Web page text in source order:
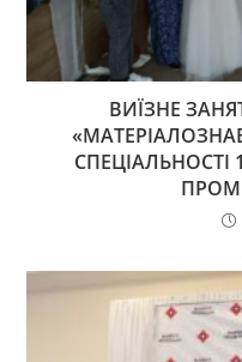
ВИЇЗНЕ
СПЕЦІАЛЬНОСТІ